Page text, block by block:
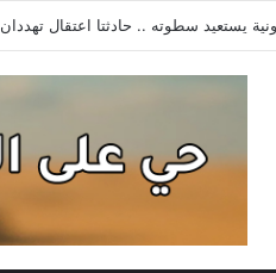
ذاكرة صافيتا من القلعة إلى